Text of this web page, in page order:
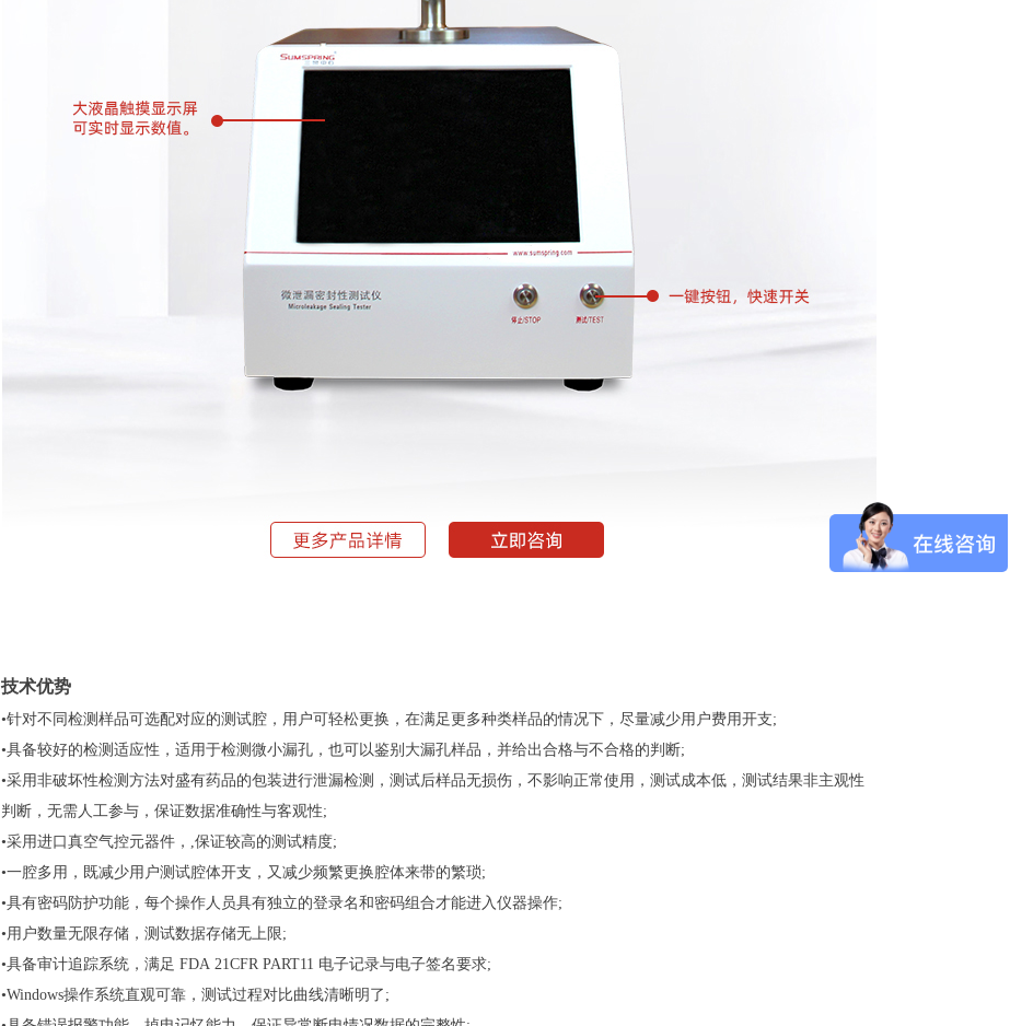
技术优势
•针对不同检测样品可选配对应的测试腔，用户可轻松更换，在满足更多种类样品的情况下，尽量减少用户费用开支;
•具备较好的检测适应性，适用于检测微小漏孔，也可以鉴别大漏孔样品，并给出合格与不合格的判断;
•采用非破坏性检测方法对盛有药品的包装进行泄漏检测，测试后样品无损伤，不影响正常使用，测试成本低，测试结果非主观性
判断，无需人工参与，保证数据准确性与客观性;
•采用进口真空气控元器件，,保证较高的测试精度;
•一腔多用，既减少用户测试腔体开支，又减少频繁更换腔体来带的繁琐;
•具有密码防护功能，每个操作人员具有独立的登录名和密码组合才能进入仪器操作;
•用户数量无限存储，测试数据存储无上限;
•具备审计追踪系统，满足 FDA 21CFR PART11 电子记录与电子签名要求;
•Windows操作系统直观可靠，测试过程对比曲线清晰明了;